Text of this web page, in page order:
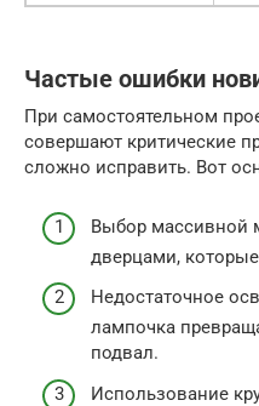
Частые ошибки
При самостоятельном
совершают критические
сложно исправить. Вот
Выбор массивной
дверцами,
Недостаточное
лампочка
подвал.
Использование